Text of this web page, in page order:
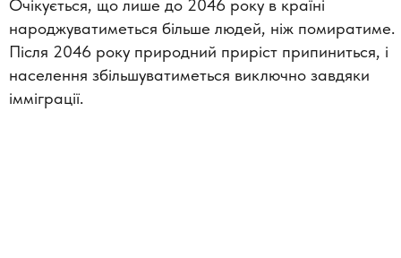
Очікується, що лише до 2046 року в країні
народжуватиметься більше людей, ніж помиратиме.
Після 2046 року природний приріст припиниться, і
населення збільшуватиметься виключно завдяки
імміграції.